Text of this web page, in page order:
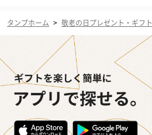
タンプホーム > 敬老の日プレゼント・ギフト